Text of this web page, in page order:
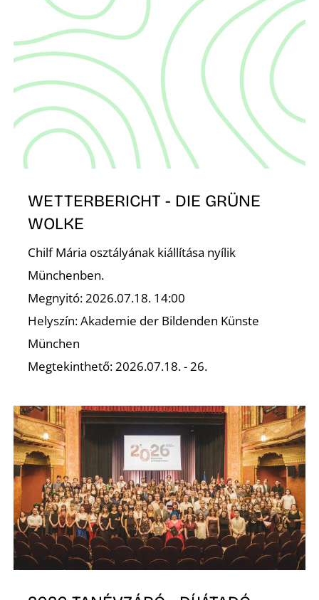
WETTERBERICHT - DIE GRÜNE
WOLKE
Chilf Mária osztályának kiállítása nyílik
Münchenben.
Megnyitó: 2026.07.18. 14:00
Helyszín: Akademie der Bildenden Künste
München
Megtekinthető: 2026.07.18. - 26.